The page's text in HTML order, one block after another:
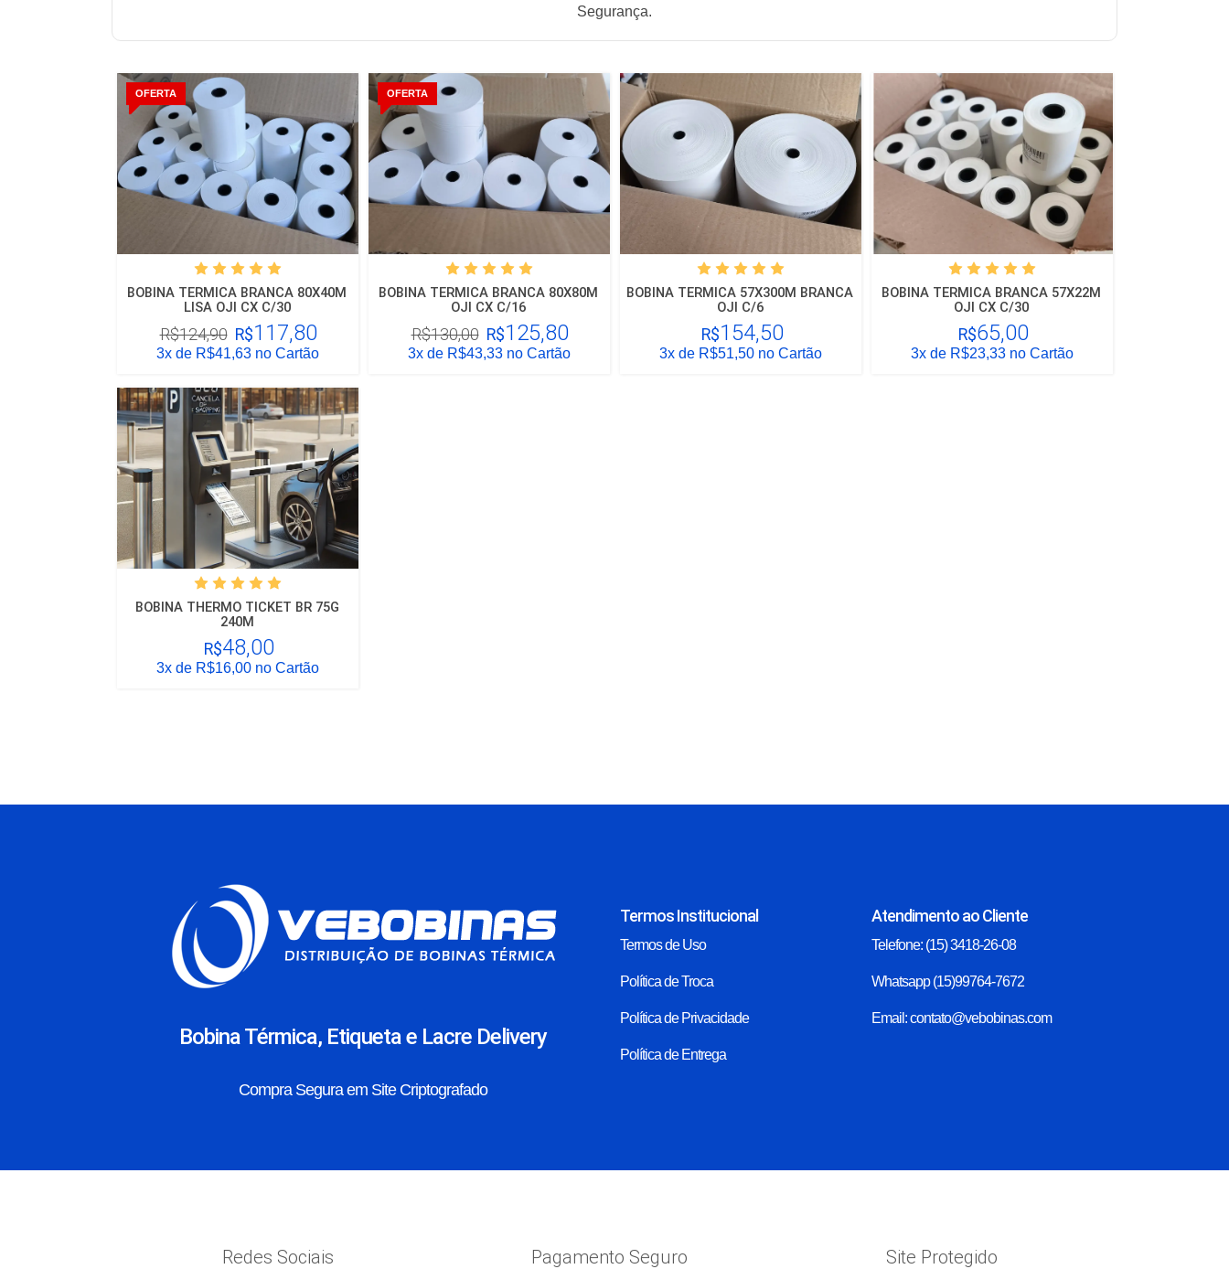
Segurança.
OFERTA
BOBINA TERMICA BRANCA 80X40M
LISA OJI CX C/30
R$124,90 R$117,80
3xde R$41,63 no Cartão
OFERTA
BOBINA TERMICA BRANCA 80X80M
OJI CX C/16
R$130,00 R$125,80
3xde R$43,33 no Cartão
BOBINA TERMICA 57X300M BRANCA
OJI C/6
R$154,50
3xde R$51,50 no Cartão
BOBINA TERMICA BRANCA 57X22M
OJI CX C/30
R$65,00
3xde R$23,33 no Cartão
BOBINA THERMO TICKET BR 75G
240M
R$48,00
3xde R$16,00 no Cartão
Bobina Térmica, Etiqueta e Lacre Delivery
Compra Segura em Site Criptografado
Termos Institucional
Termos de Uso
Política de Troca
Política de Privacidade
Política de Entrega
Atendimento ao Cliente
Telefone: (15) 3418-26-08
Whatsapp (15)99764-7672
Email: contato@vebobinas.com
Redes Sociais Pagamento Seguro Site Protegido